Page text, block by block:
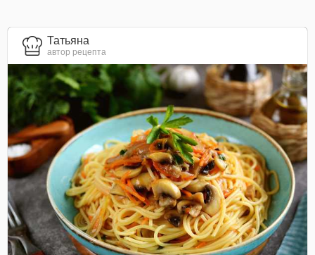
Татьяна
автор рецепта